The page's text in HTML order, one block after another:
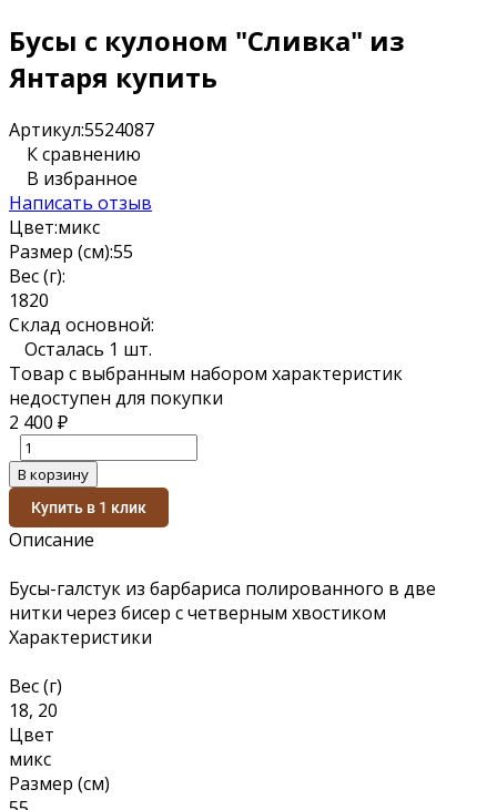
Бусы с кулоном "Сливка" из
Янтаря купить
Артикул:5524087
К сравнению
В избранное
Написать отзыв
Цвет:микс
Размер (см):55
Вес (г):
1820
Склад основной:
Осталась 1 шт.
Товар с выбранным набором характеристик
недоступен для покупки
2 400 ₽
В корзину
Купить в 1 клик
Описание
Бусы-галстук из барбариса полированного в две
нитки через бисер с четверным хвостиком
Характеристики
Вес (г)
18, 20
Цвет
микс
Размер (см)